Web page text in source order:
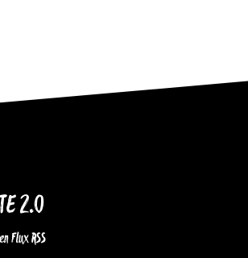
2.0
Flux RSS